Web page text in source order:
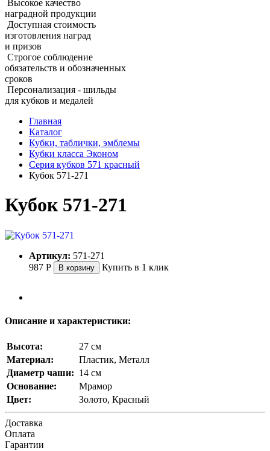
Высокое качество
наградной продукции
Доступная стоимость
изготовления наград
и призов
Строгое соблюдение
обязательств и обозначенных
сроков
Персонализация - шильды
для кубков и медалей
Главная
Каталог
Кубки, таблички, эмблемы
Кубки класса Эконом
Серия кубков 571 красный
Кубок 571‑271
Кубок 571‑271
Артикул: 571-271
987 Р В корзину Купить в 1 клик
Описание и характеристики:
Высота:
27 см
Материал:
Пластик, Металл
Диаметр чаши: 14 см
Основание:
Мрамор
Цвет:
Золото, Красный
Доставка
Оплата
Гарантии